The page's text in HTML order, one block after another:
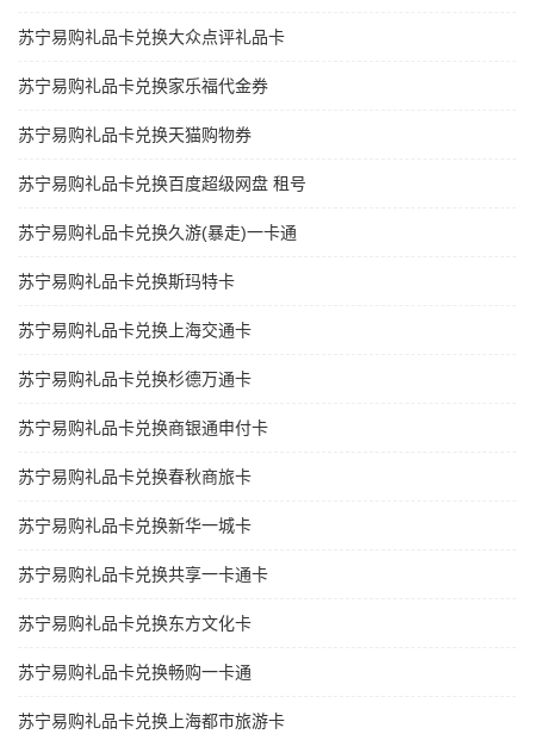
苏宁易购礼品卡兑换大众点评礼品卡
苏宁易购礼品卡兑换家乐福代金券
苏宁易购礼品卡兑换天猫购物券
苏宁易购礼品卡兑换百度超级网盘 租号
苏宁易购礼品卡兑换久游(暴走)一卡通
苏宁易购礼品卡兑换斯玛特卡
苏宁易购礼品卡兑换上海交通卡
苏宁易购礼品卡兑换杉德万通卡
苏宁易购礼品卡兑换商银通申付卡
苏宁易购礼品卡兑换春秋商旅卡
苏宁易购礼品卡兑换新华一城卡
苏宁易购礼品卡兑换共享一卡通卡
苏宁易购礼品卡兑换东方文化卡
苏宁易购礼品卡兑换畅购一卡通
苏宁易购礼品卡兑换上海都市旅游卡